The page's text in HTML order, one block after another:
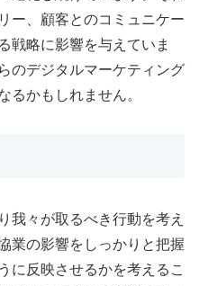
ー、顧客とのコミュニケー
戦略に影響を与えていま
のデジタルマーケティング
るかもしれません。
我々が取るべき行動を考え
業の影響をしっかりと把握
に反映させるかを考えるこ